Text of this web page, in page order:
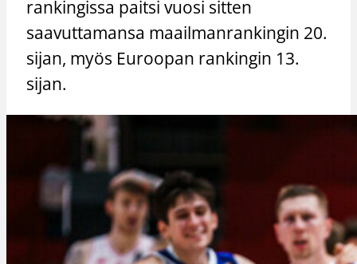
rankingissa paitsi vuosi sitten
saavuttamansa maailmanrankingin 20.
sijan, myös Euroopan rankingin 13.
sijan.